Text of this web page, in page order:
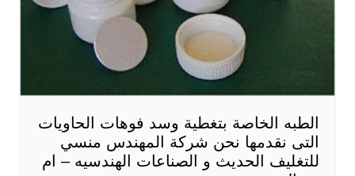
الطبه الخاصة بتغطية وسد فوهات الحاويات
التى نقدمها نحن شركة المهندس منسي
للتغليف الحديث و الصناعات الهندسيه – ام